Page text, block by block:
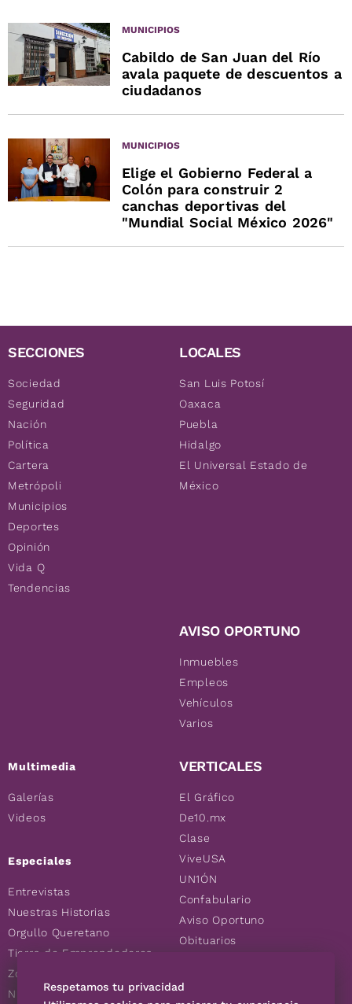
MUNICIPIOS
Cabildo de San Juan del Río
avala paquete de descuentos a
ciudadanos
MUNICIPIOS
Elige el Gobierno Federal a
Colón para construir 2
canchas deportivas del
"Mundial Social México 2026"
SECCIONES
Sociedad
Seguridad
Nación
Política
Cartera
Metrópoli
Municipios
Deportes
Opinión
Vida Q
Tendencias
Multimedia
Galerías
Videos
Especiales
Entrevistas
Nuestras Historias
Orgullo Queretano
Tierra de Emprendedores
Zoociales
Nuevos Queretanos
LOCALES
San Luis Potosí
Oaxaca
Puebla
Hidalgo
El Universal Estado de
México
AVISO OPORTUNO
Inmuebles
Empleos
Vehículos
Varios
VERTICALES
El Gráfico
De10.mx
Clase
ViveUSA
UN1ÓN
Confabulario
Aviso Oportuno
Obituarios
Consultas
Respetamos tu privacidad